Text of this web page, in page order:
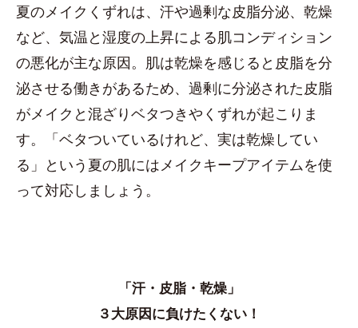
夏のメイクくずれは、汗や過剰な皮脂分泌、乾燥
など、気温と湿度の上昇による肌コンディション
の悪化が主な原因。肌は乾燥を感じると皮脂を分
泌させる働きがあるため、過剰に分泌された皮脂
がメイクと混ざりベタつきやくずれが起こりま
す。「ベタついているけれど、実は乾燥してい
る」という夏の肌にはメイクキープアイテムを使
って対応しましょう。
「汗・皮脂・乾燥」
３大原因に負けたくない！